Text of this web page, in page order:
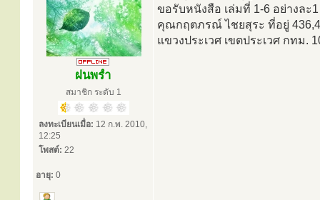
ฝนพรำ
สมาชิก ระดับ 1
ลงทะเบียนเมื่อ: 12 ก.พ. 2010,
12:25
โพสต์: 22
อายุ: 0
ขอรับหนังสือ เล่มที่ 1-6 อย่างละ
คุณกฤตภรณ์ ไชยสุระ ที่อยู่
แขวงประเวศ เขตประเวศ กทม.